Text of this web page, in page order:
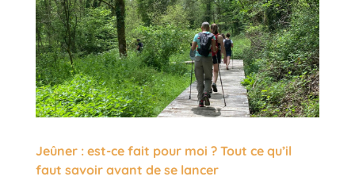
Jeûner : est-ce fait pour moi ? Tout ce qu’il
faut savoir avant de se lancer